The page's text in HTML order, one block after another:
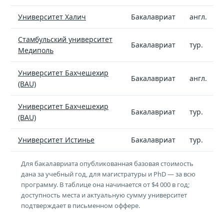
Университет Халич Бакалавриат англ.
Стамбульский университет
Медиполь
Бакалавриат тур.
Университет Бахчешехир
(BAU)
Бакалавриат англ.
Университет Бахчешехир
(BAU)
Бакалавриат тур.
Университет Истинье Бакалавриат тур.
Для бакалавриата опубликованная базовая стоимость
дана за учебный год, для магистратуры и PhD — за всю
программу. В таблице она начинается от $4 000 в год;
доступность места и актуальную сумму университет
подтверждает в письменном оффере.